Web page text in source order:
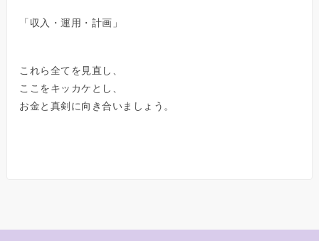
「収入・運用・計画」
これら全てを見直し、
ここをキッカケとし、
お金と真剣に向き合いましょう。